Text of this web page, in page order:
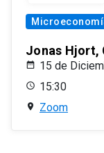
Jonas Hjort,
15 de
15:30
Zoom